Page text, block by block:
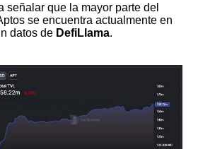
señalar que la mayor parte del
se encuentra actualmente en
datos de DefiLlama.